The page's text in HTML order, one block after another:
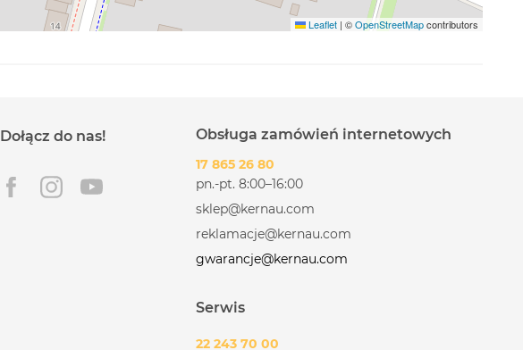
Leaflet | ©OpenStreetMapcontributors
Dołącz do nas! Obsługa zamówień internetowych
17 865 26 80
pn.-pt. 8:00–16:00
sklep@kernau.com
reklamacje@kernau.com
gwarancje@kernau.com
Serwis
22 243 70 00